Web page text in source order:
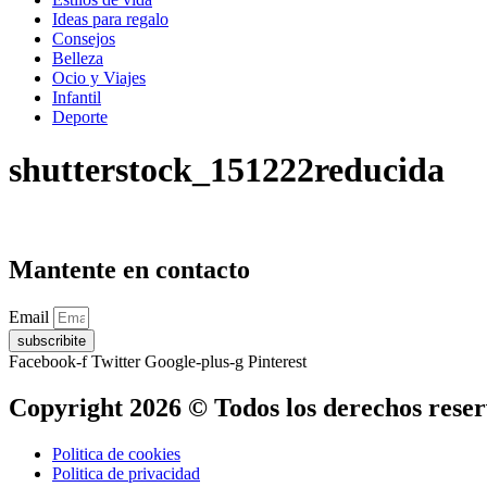
Ideas para regalo
Consejos
Belleza
Ocio y Viajes
Infantil
Deporte
shutterstock_151222reducida
Mantente en contacto
Email
subscribite
Facebook-f Twitter Google-plus-g Pinterest
Copyright 2026 © Todos los derechos
Politica de cookies
Politica de privacidad